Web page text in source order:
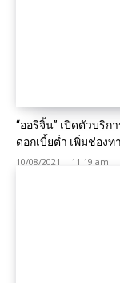
“ออริจิ้น” เปิดตัวบริก
ดอกเบี้ยต่ำ เพิ่มช่องท
10/08/2021 | 11:19 am